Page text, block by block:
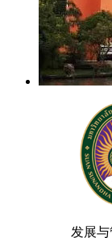
发展